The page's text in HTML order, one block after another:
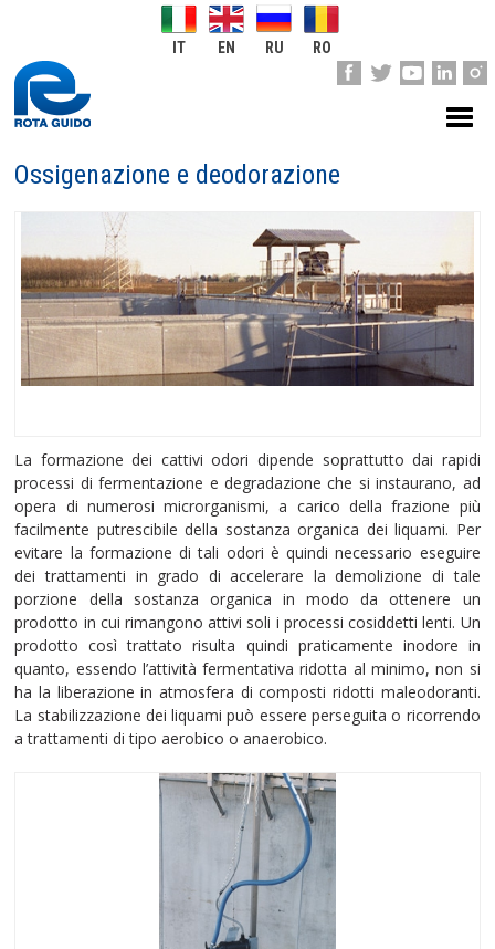
IT EN RU RO
Ossigenazione e deodorazione
La formazione dei cattivi odori dipende soprattutto dai rapidi
processi di fermentazione e degradazione che si instaurano, ad
opera di numerosi microrganismi, a carico della frazione più
facilmente putrescibile della sostanza organica dei liquami. Per
evitare la formazione di tali odori è quindi necessario eseguire
dei trattamenti in grado di accelerare la demolizione di tale
porzione della sostanza organica in modo da ottenere un
prodotto in cui rimangono attivi soli i processi cosiddetti lenti. Un
prodotto così trattato risulta quindi praticamente inodore in
quanto, essendo l’attività fermentativa ridotta al minimo, non si
ha la liberazione in atmosfera di composti ridotti maleodoranti.
La stabilizzazione dei liquami può essere perseguita o ricorrendo
a trattamenti di tipo aerobico o anaerobico.